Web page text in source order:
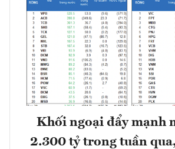
Khối ngoại đẩy mạnh
2.300 tỷ trong tuần